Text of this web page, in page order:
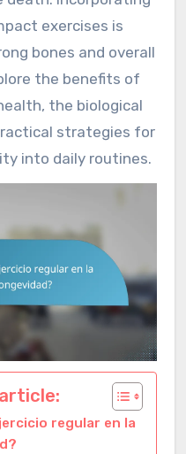
exercises is
bones and overall
the benefits of
the biological
strategies for
into daily routines.
regular en la